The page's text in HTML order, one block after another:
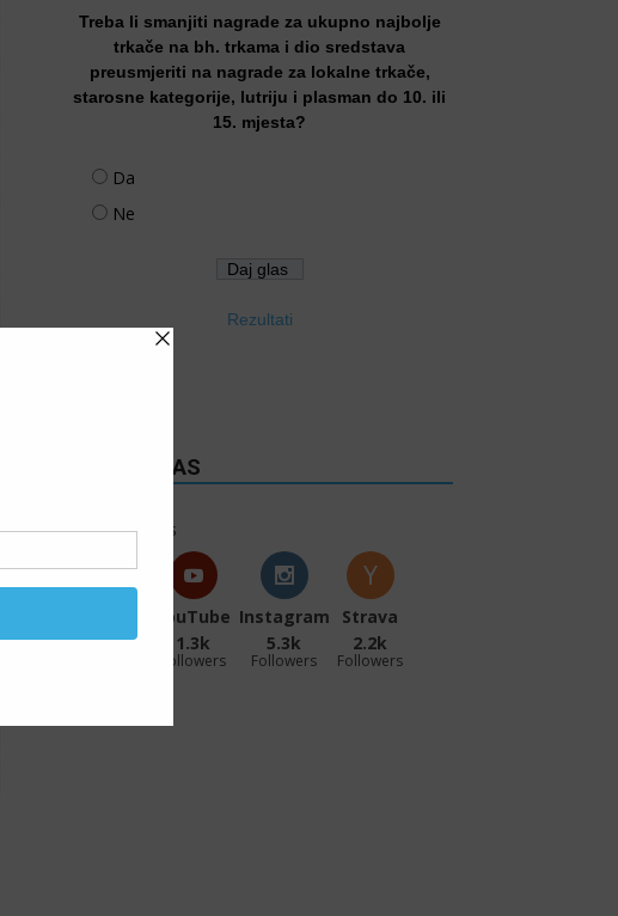
Treba li smanjiti nagrade za ukupno najbolje
trkače na bh. trkama i dio sredstava
preusmjeriti na nagrade za lokalne trkače,
starosne kategorije, lutriju i plasman do 10. ili
15. mjesta?
Da
Ne
Rezultati
PRATITE NAS
36k Follows
27.1k
YouTube
1.3k
Followers
Instagram
5.3k
Followers
Strava
2.2k
Followers